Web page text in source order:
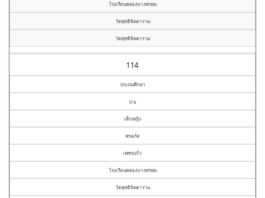
โรงเรียนคลองบางพรหม
วัดสุทธิจิตตาราม
วัดสุทธิจิตตาราม
114
ประถมศึกษา
ป.๖
เด็กหญิง
พรลภัส
เพชรแก้ว
โรงเรียนคลองบางพรหม
วัดสุทธิจิตตาราม